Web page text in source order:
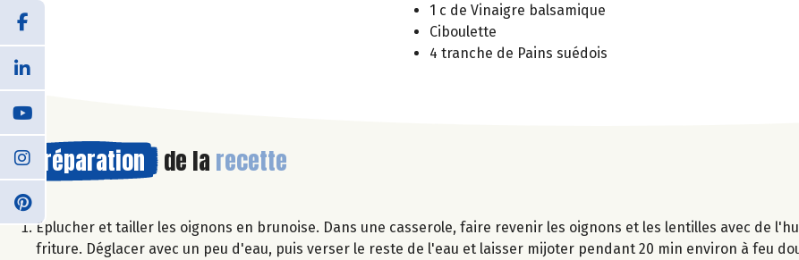
1 c de Vinaigre balsamique
Ciboulette
4 tranche de Pains suédois
Préparation de la recette
Eplucher et tailler les oignons en brunoise. Dans une casserole, faire revenir les oignons et les lentilles avec de
friture. Déglacer avec un peu d'eau, puis verser le reste de l'eau et laisser mijoter pendant 20 min environ à feu